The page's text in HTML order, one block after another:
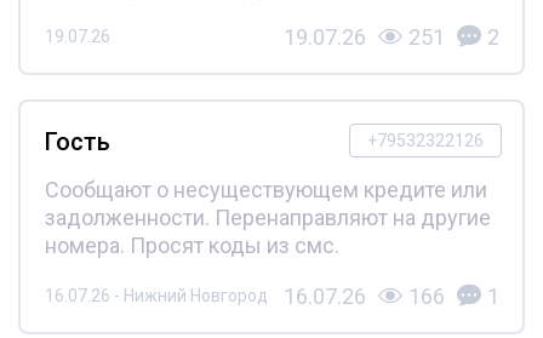
19.07.26 19.07.26 251 2
+79532322126
Гость
Сообщают о несуществующем кредите или
задолженности. Перенаправляют на другие
номера. Просят коды из смс.
16.07.26 - Нижний Новгород 16.07.26 166 1